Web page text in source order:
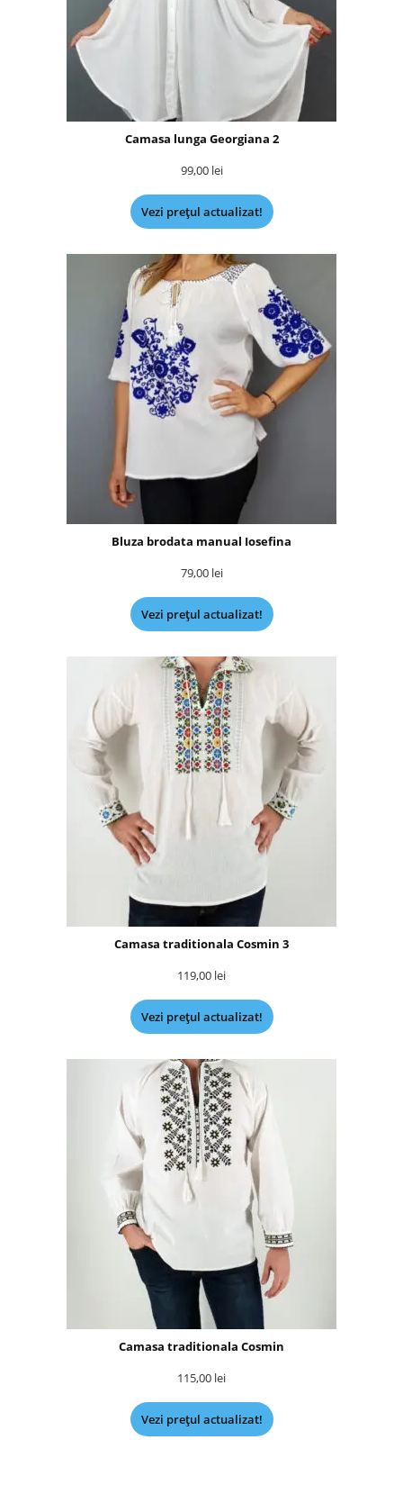
Camasa lunga Georgiana 2
99,00 lei
Vezi prețul actualizat!
Bluza brodata manual Iosefina
79,00 lei
Vezi prețul actualizat!
Camasa traditionala Cosmin 3
119,00 lei
Vezi prețul actualizat!
Camasa traditionala Cosmin
115,00 lei
Vezi prețul actualizat!